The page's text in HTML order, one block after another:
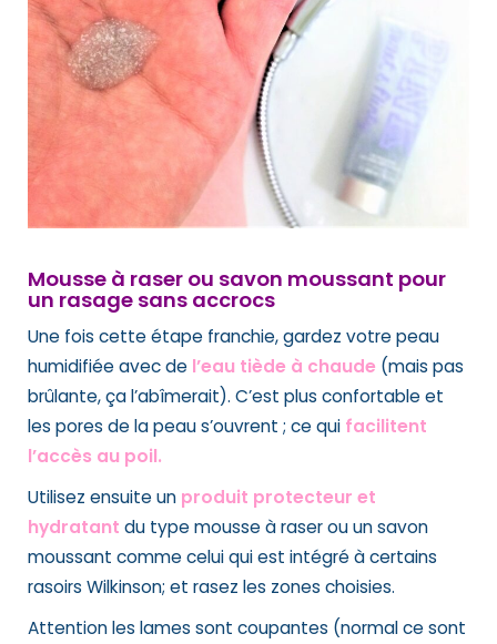
Mousse à raser ou savon moussant pour
un rasage sans accrocs
Une fois cette étape franchie, gardez votre peau
humidifiée avec de l’eau tiède à chaude (mais pas
brûlante, ça l’abîmerait). C’est plus confortable et
les pores de la peau s’ouvrent ; ce qui facilitent
l’accès au poil.
Utilisez ensuite un produit protecteur et
hydratant du type mousse à raser ou un savon
moussant comme celui qui est intégré à certains
rasoirs Wilkinson; et rasez les zones choisies.
Attention les lames sont coupantes (normal ce sont